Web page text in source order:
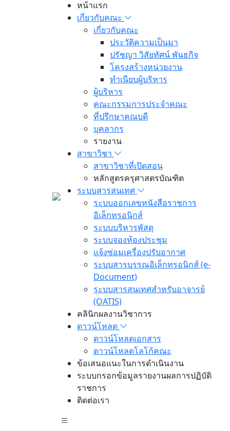
หน้าแรก
เกี่ยวกับคณะ
เกี่ยวกับคณะ
ประวัติความเป็นมา
ปรัชญา วิสัยทัศน์ พันธกิจ
โครงสร้างหน่วยงาน
ทำเนียบผู้บริหาร
ผู้บริหาร
คณะกรรมการประจำคณะ
ที่ปรึกษาคณบดี
บุคลากร
รายงาน
สาขาวิชา
สาขาวิชาที่เปิดสอน
หลักสูตรครุศาสตรบัณฑิต
ระบบสารสนเทศ
ระบบออกเลขหนังสือราชการ
อิเล็กทรอนิกส์
ระบบบริหารพัสดุ
ระบบจองห้องประชุม
แจ้งซ่อมเครื่องปรับอากาศ
ระบบสารบรรณอิเล็กทรอนิกส์ (e-
Document)
ระบบสารสนเทศสำหรับอาจารย์
(OATIS)
คลินิกผลงานวิชาการ
ดาวน์โหลด
ดาวน์โหลดเอกสาร
ดาวน์โหลดโลโก้คณะ
ข้อเสนอแนะในการดำเนินงาน
ระบบกรอกข้อมูลรายงานผลการปฏิบัติ
ราชการ
ติดต่อเรา